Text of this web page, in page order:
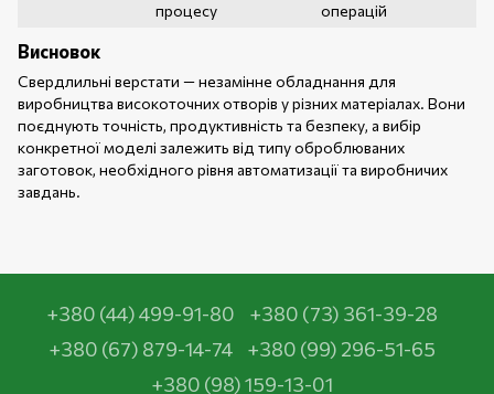
процесу
операцій
Висновок
Свердлильні верстати — незамінне обладнання для
виробництва високоточних отворів у різних матеріалах. Вони
поєднують точність, продуктивність та безпеку, а вибір
конкретної моделі залежить від типу оброблюваних
заготовок, необхідного рівня автоматизації та виробничих
завдань.
+380 (44) 499-91-80
+380 (73) 361-39-28
+380 (67) 879-14-74
+380 (99) 296-51-65
+380 (98) 159-13-01